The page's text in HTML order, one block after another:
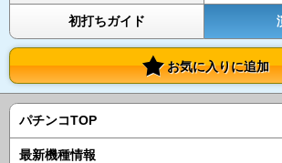
初打ちガイド
お気に入りに追加
パチンコTOP
最新機種情報